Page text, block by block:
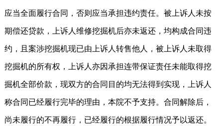
应当全面履行合同，否则应当承担违约责任。被上诉人未按
期偿还贷款，上诉人维修挖掘机后亦未返还，均构成合同违
约，且案涉挖掘机现已由上诉人转售他人，被上诉人未取得
挖掘机的所有权，上诉人亦因承担连带保证责任未能取得挖
掘机全部价款，现双方的合同目的均无法得到实现，上诉人
称合同已经履行完毕的理由，本院不予支持。合同解除后，
尚未履行的不再履行，已经履行的根据履行情况予以返还。